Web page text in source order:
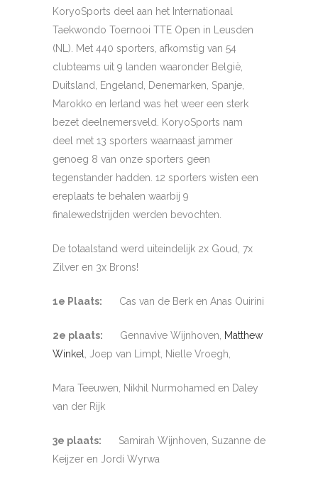
KoryoSports deel aan het Internationaal
Taekwondo Toernooi TTE Open in Leusden
(NL). Met 440 sporters, afkomstig van 54
clubteams uit 9 landen waaronder België,
Duitsland, Engeland, Denemarken, Spanje,
Marokko en Ierland was het weer een sterk
bezet deelnemersveld. KoryoSports nam
deel met 13 sporters waarnaast jammer
genoeg 8 van onze sporters geen
tegenstander hadden. 12 sporters wisten een
ereplaats te behalen waarbij 9
finalewedstrijden werden bevochten.
De totaalstand werd uiteindelijk 2x Goud, 7x
Zilver en 3x Brons!
1e Plaats: Cas van de Berk en Anas Ouirini
2e plaats: Gennavive Wijnhoven,
Matthew
Winkel
, Joep van Limpt, Nielle Vroegh,
Mara Teeuwen, Nikhil Nurmohamed en Daley
van der Rijk
3e plaats: Samirah Wijnhoven, Suzanne de
Keijzer en Jordi Wyrwa